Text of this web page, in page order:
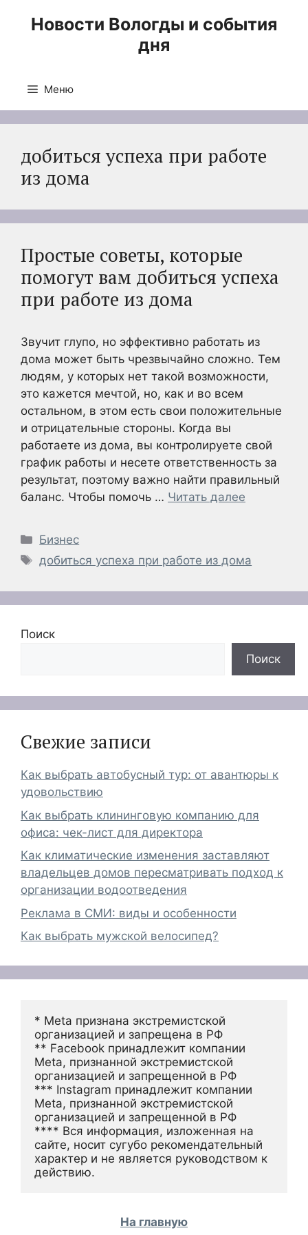
Новости Вологды и события
дня
Меню
добиться успеха при работе
из дома
Простые советы, которые
помогут вам добиться успеха
при работе из дома
Звучит глупо, но эффективно работать из
дома может быть чрезвычайно сложно. Тем
людям, у которых нет такой возможности,
это кажется мечтой, но, как и во всем
остальном, в этом есть свои положительные
и отрицательные стороны. Когда вы
работаете из дома, вы контролируете свой
график работы и несете ответственность за
результат, поэтому важно найти правильный
баланс. Чтобы помочь … Читать далее
Рубрики
Бизнес
Метки
добиться успеха при работе из дома
Поиск
Поиск
Свежие записи
Как выбрать автобусный тур: от авантюры к
удовольствию
Как выбрать клининговую компанию для
офиса: чек-лист для директора
Как климатические изменения заставляют
владельцев домов пересматривать подход к
организации водоотведения
Реклама в СМИ: виды и особенности
Как выбрать мужской велосипед?
* Meta признана экстремистской
организацией и запрещена в РФ
** Facebook принадлежит компании
Meta, признанной экстремистской
организацией и запрещенной в РФ
*** Instagram принадлежит компании
Meta, признанной экстремистской
организацией и запрещенной в РФ
**** Вся информация, изложенная на
сайте, носит сугубо рекомендательный
характер и не является руководством к
действию.
На главную